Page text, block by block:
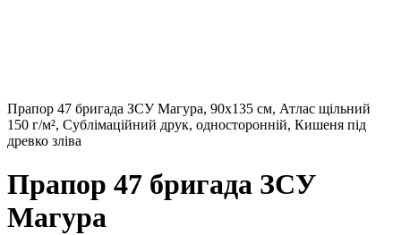
Прапор 47 бригада ЗСУ Магура, 90х135 см, Атлас щільний
150 г/м², Сублімаційний друк, односторонній, Кишеня під
древко зліва
Прапор 47 бригада ЗСУ
Магура